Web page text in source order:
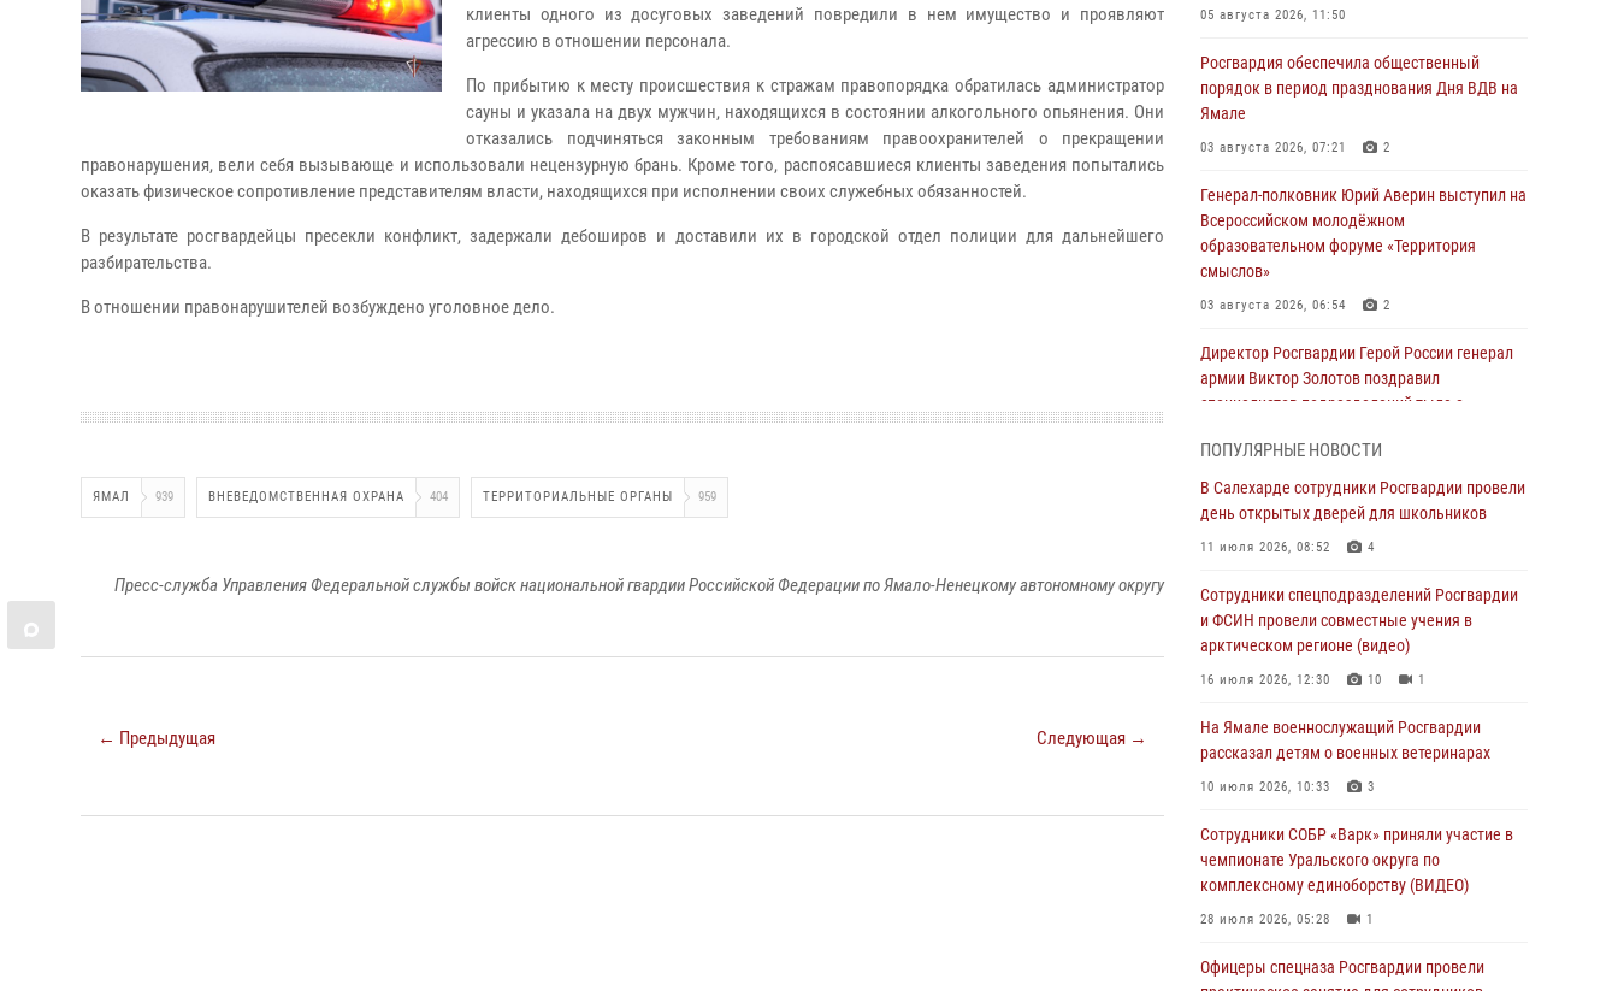
клиенты одного из досуговых заведений повредили в нем имущество и проявляют
агрессию в отношении персонала.
По прибытию к месту происшествия к стражам правопорядка обратилась администратор
сауны и указала на двух мужчин, находящихся в состоянии алкогольного опьянения. Они
отказались подчиняться законным требованиям правоохранителей о прекращении
правонарушения, вели себя вызывающе и использовали нецензурную брань. Кроме того, распоясавшиеся клиенты заведения попытались
оказать физическое сопротивление представителям власти, находящихся при исполнении своих служебных обязанностей.
В результате росгвардейцы пресекли конфликт, задержали дебоширов и доставили их в городской отдел полиции для дальнейшего
разбирательства.
В отношении правонарушителей возбуждено уголовное дело.
ЯМАЛ 939 ВНЕВЕДОМСТВЕННАЯ ОХРАНА 404 ТЕРРИТОРИАЛЬНЫЕ ОРГАНЫ 959
Пресс-служба Управления Федеральной службы войск национальной гвардии Российской Федерации по Ямало-Ненецкому автономному округу
← Предыдущая Следующая →
05 августа 2026, 11:50
Росгвардия обеспечила общественный
порядок в период празднования Дня ВДВ на
Ямале
03 августа 2026, 07:21 2
Генерал-полковник Юрий Аверин выступил на
Всероссийском молодёжном
образовательном форуме «Территория
смыслов»
03 августа 2026, 06:54 2
Директор Росгвардии Герой России генерал
армии Виктор Золотов поздравил
специалистов подразделений тыла с
Сотрудники СОБР «Варк» повышают боевое
Офицеры спецназа Росгвардии провели
практическое занятие для сотрудников
прокуратуры на Ямале
В Уральском округе Росгвардии состоялось
заседание оперативного штаба
Сотрудники СОБР «Варк» приняли участие в
чемпионате Уральского округа по
ПОПУЛЯРНЫЕ НОВОСТИ
В Салехарде сотрудники Росгвардии провели
день открытых дверей для школьников
11 июля 2026, 08:52 4
Сотрудники спецподразделений Росгвардии
и ФСИН провели совместные учения в
арктическом регионе (видео)
16 июля 2026, 12:30 10 1
На Ямале военнослужащий Росгвардии
рассказал детям о военных ветеринарах
10 июля 2026, 10:33 3
Сотрудники СОБР «Варк» приняли участие в
чемпионате Уральского округа по
комплексному единоборству (ВИДЕО)
28 июля 2026, 05:28 1
Офицеры спецназа Росгвардии провели